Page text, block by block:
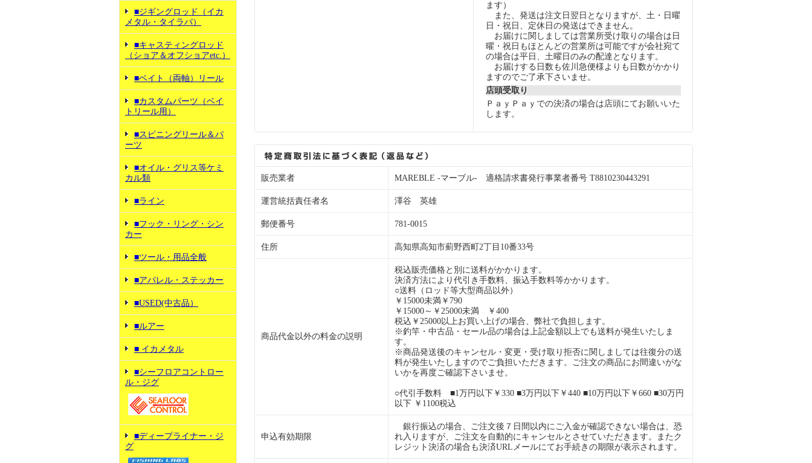
■ジギングロッド（イカ
メタル・タイラバ）
■キャスティングロッド
（ショア＆オフショアetc.）
■ベイト（両軸）リール
■カスタムパーツ（ベイ
トリール用）
■スピニングリール＆パ
ーツ
■オイル・グリス等ケミ
カル類
■ライン
■フック・リング・シン
カー
■ツール・用品全般
■アパレル・ステッカー
■USED(中古品）
■ルアー
■ イカメタル
■シーフロアコントロー
ル・ジグ
■ディープライナー・ジ
グ
ます）
また、発送は注文日翌日となりますが、土・日曜
日・祝日、定休日の発送はできません。
お届けに関しましては営業所受け取りの場合は日
曜・祝日もほとんどの営業所は可能ですが会社宛て
の場合は平日、土曜日のみの配達となります。
お届けする日数も佐川急便様よりも日数がかかり
ますのでご了承下さいませ。
店頭受取り
ＰａｙＰａｙでの決済の場合は店頭にてお願いいた
します。
販売業者 MAREBLE -マーブル- 適格請求書発行事業者番号 T8810230443291
運営統括責任者名 澤谷 英雄
郵便番号 781-0015
住所 高知県高知市薊野西町2丁目10番33号
商品代金以外の料金の説明
税込販売価格と別に送料がかかります。
決済方法により代引き手数料、振込手数料等かかります。
○送料（ロッド等大型商品以外）
￥15000未満￥790
￥15000～￥25000未満 ￥400
税込￥25000以上お買い上げの場合、弊社で負担します。
※釣竿・中古品・セール品の場合は上記金額以上でも送料が発生いたしま
す。
※商品発送後のキャンセル・変更・受け取り拒否に関しましては往復分の送
料が発生いたしますのでご負担いただきます。ご注文の商品にお間違いがな
いかを再度ご確認下さいませ。
○代引手数料 ■1万円以下￥330 ■3万円以下￥440 ■10万円以下￥660 ■30万円
以下 ￥1100税込
申込有効期限
銀行振込の場合、ご注文後７日間以内にご入金が確認できない場合は、恐
れ入りますが、ご注文を自動的にキャンセルとさせていただきます。またク
レジット決済の場合も決済URLメールにてお手続きの期限が表示されます。